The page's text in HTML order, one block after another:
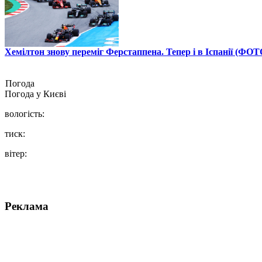
Хемілтон знову переміг Ферстаппена. Тепер і в Іспанії
Погода
Погода у Києві
вологість:
тиск:
вітер:
Реклама